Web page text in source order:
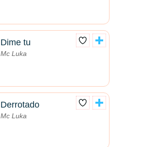
Dime tu
Mc Luka
Derrotado
Mc Luka